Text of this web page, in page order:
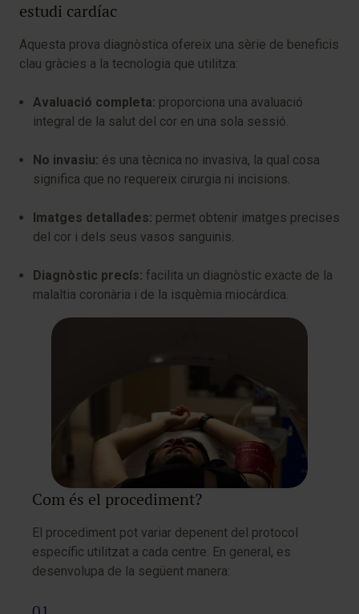
estudi cardíac
Aquesta prova diagnòstica ofereix una sèrie de beneficis
clau gràcies a la tecnologia que utilitza:
Avaluació completa: proporciona una avaluació
integral de la salut del cor en una sola sessió.
No invasiu: és una tècnica no invasiva, la qual cosa
significa que no requereix cirurgia ni incisions.
Imatges detallades: permet obtenir imatges precises
del cor i dels seus vasos sanguinis.
Diagnòstic precís: facilita un diagnòstic exacte de la
malaltia coronària i de la isquèmia miocàrdica.
Com és el procediment?
El procediment pot variar depenent del protocol
específic utilitzat a cada centre. En general, es
desenvolupa de la següent manera: